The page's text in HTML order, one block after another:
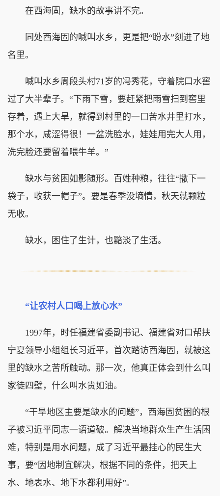
在西海固，缺水的故事讲不完。
同处西海固的喊叫水乡，更是把“盼水”刻进了地
名里。
喊叫水乡周段头村71岁的冯秀花，守着院口水窖
过了大半辈子。“下雨下雪，要赶紧把雨雪扫到窖里
存着，遇上大旱，就得到村里的一口苦水井里打水，
那个水，咸涩得很！一盆洗脸水，娃娃用完大人用，
洗完脸还要留着喂牛羊。”
缺水与贫困如影随形。百姓种粮，往往“撒下一
袋子，收获一帽子”。要是春季没墒情，秋天就颗粒
无收。
缺水，困住了生计，也黯淡了生活。
“让农村人口喝上放心水”
1997年，时任福建省委副书记、福建省对口帮扶
宁夏领导小组组长习近平，首次踏访西海固，就被这
里的缺水之苦所触动。那一次，他真正体会到什么叫
家徒四壁，什么叫水贵如油。
“干旱地区主要是缺水的问题”，西海固贫困的根
子被习近平同志一语道破。解决当地群众生产生活困
难，特别是用水问题，成了习近平最挂心的民生大
事，要“因地制宜解决，根据不同的条件，把天上
水、地表水、地下水都利用好”。